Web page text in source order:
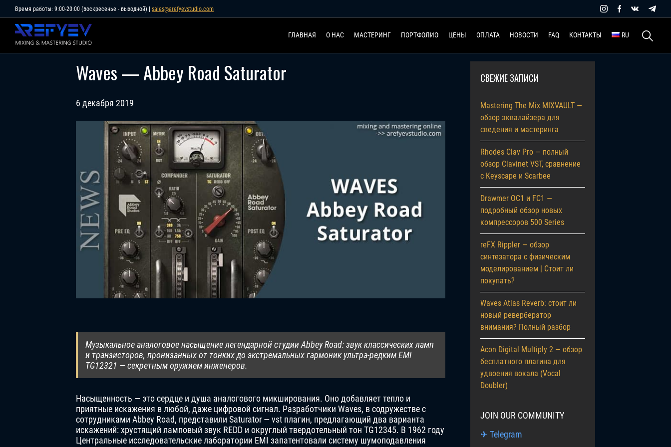
to
content
Время работы: 9:00-20:00 (воскресенье - выходной) | sales@arefyevstudio.com
ГЛАВНАЯ О НАС МАСТЕРИНГ ПОРТФОЛИО ЦЕНЫ ОПЛАТА НОВОСТИ FAQ КОНТАКТЫ RU Найти:
Waves — Abbey Road Saturator
6 декабря 2019
Музыкальное аналоговое насыщение легендарной студии Abbey Road: звук классических ламп
и транзисторов, пронизанных от тонких до экстремальных гармоник ультра-редким EMI
TG12321 — секретным оружием инженеров.
Насыщенность — это сердце и душа аналогового микширования. Оно добавляет тепло и
приятные искажения в любой, даже цифровой сигнал. Разработчики Waves, в содружестве с
сотрудниками Abbey Road, представили Saturator — vst плагин, предлагающий два варианта
искажений: хрустящий ламповый звук REDD и округлый твердотельный тон TG12345. В 1962 году
Центральные исследовательские лаборатории EMI запатентовали систему шумоподавления
СВЕЖИЕ ЗАПИСИ
Mastering The Mix MIXVAULT —
обзор эквалайзера для
сведения и мастеринга
Rhodes Clav Pro — полный
обзор Clavinet VST, сравнение
с Keyscape и Scarbee
Drawmer OC1 и FC1 —
подробный обзор новых
компрессоров 500 Series
reFX Rippler — обзор
синтезатора с физическим
моделированием | Стоит ли
покупать?
Waves Atlas Reverb: стоит ли
новый ревербератор
внимания? Полный разбор
Acon Digital Multiply 2 — обзор
бесплатного плагина для
удвоения вокала (Vocal
Doubler)
JOIN OUR COMMUNITY
✈ Telegram